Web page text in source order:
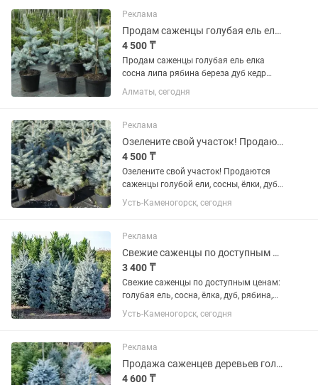
Реклама
Продам саженцы голубая ель елка сосна липа рябина береза дуб кедр липа ель
4 500 ₸
Продам саженцы голубая ель елка
сосна липа рябина береза дуб кедр
липа ель сибирская
Алматы, сегодня
Реклама
Озелените свой участок! Продаются саженцы голубой ели, сосны, ёлки
4 500 ₸
Озелените свой участок! Продаются
саженцы голубой ели, сосны, ёлки, дуба,
липы, рябины, берёзы и кедра.
Усть-Каменогорск, сегодня
Реклама
Свежие саженцы по доступным ценам голубая ель, сосна, ёлка, дуб
3 400 ₸
Свежие саженцы по доступным ценам:
голубая ель, сосна, ёлка, дуб, рябина,
липа, берёза, кедр.
Усть-Каменогорск, сегодня
Реклама
Продажа саженцев деревьев голубая ель, сосна, ёлка, дуб, липа, берёза
4 600 ₸